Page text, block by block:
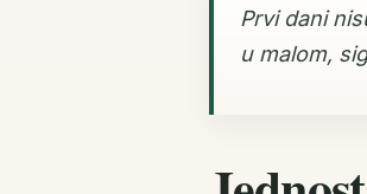
Prvi dani
u malom,